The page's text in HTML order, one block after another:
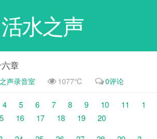
活水之声
章
声录音室 1077℃ 0评论
4 5 6 7 8 9 10 11
1
16 17 18 19
20